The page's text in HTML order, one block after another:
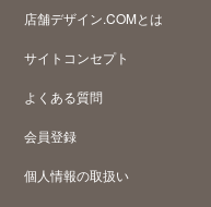
店舗デザイン.COMとは
サイトコンセプト
よくある質問
会員登録
個人情報の取扱い